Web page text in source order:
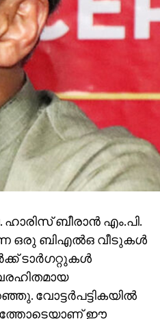
ബീരാന്‍ എം.പി.
ഒരു ബിഎല്‍ഒ വീടുകള്‍
ടാര്‍ഗറ്റുകള്‍
വോട്ടര്‍പട്ടികയില്‍
ഈ